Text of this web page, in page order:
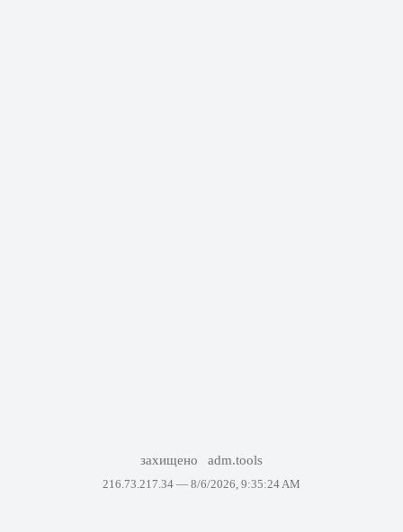
захищено adm.tools
216.73.217.34 — 8/6/2026, 9:35:24 AM